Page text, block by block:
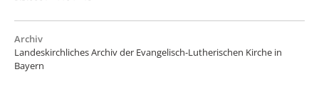
Archiv
Landeskirchliches Archiv der Evangelisch-Lutherischen Kirche in
Bayern